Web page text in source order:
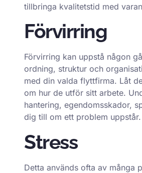
tillbringa kvalitetstid med
Förvirring
Förvirring kan uppstå någon
ordning, struktur och
med din valda flyttfirma. Låt
om hur de utför sitt arbete.
hantering, egendomsskador,
dig till om ett problem uppstår.
Stress
Detta används ofta av många